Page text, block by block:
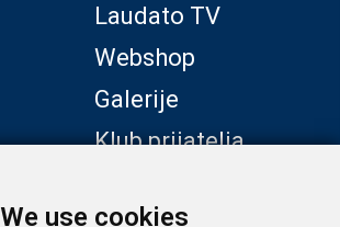
We use cookies
Laudato TV
Webshop
Galerije
Klub prijatelja